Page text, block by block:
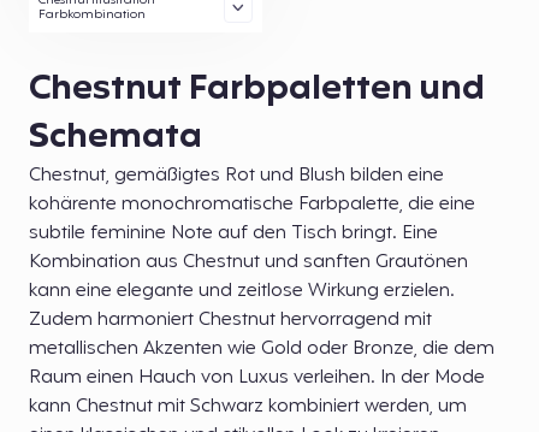
Farbkombination
Chestnut Farbpaletten und
Schemata
Chestnut, gemäßigtes Rot und Blush bilden eine
kohärente monochromatische Farbpalette, die eine
subtile feminine Note auf den Tisch bringt. Eine
Kombination aus Chestnut und sanften Grautönen
kann eine elegante und zeitlose Wirkung erzielen.
Zudem harmoniert Chestnut hervorragend mit
metallischen Akzenten wie Gold oder Bronze, die dem
Raum einen Hauch von Luxus verleihen. In der Mode
kann Chestnut mit Schwarz kombiniert werden, um